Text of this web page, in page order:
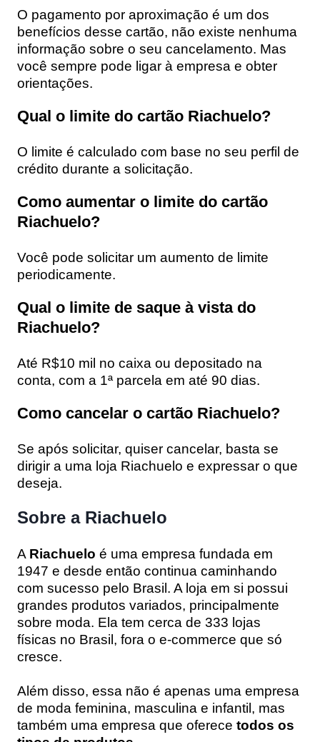
O pagamento por aproximação é um dos
benefícios desse cartão, não existe nenhuma
informação sobre o seu cancelamento. Mas
você sempre pode ligar à empresa e obter
orientações.
Qual o limite do cartão Riachuelo?
O limite é calculado com base no seu perfil de
crédito durante a solicitação.
Como aumentar o limite do cartão
Riachuelo?
Você pode solicitar um aumento de limite
periodicamente.
Qual o limite de saque à vista do
Riachuelo?
Até R$10 mil no caixa ou depositado na
conta, com a 1ª parcela em até 90 dias.
Como cancelar o cartão Riachuelo?
Se após solicitar, quiser cancelar, basta se
dirigir a uma loja Riachuelo e expressar o que
deseja.
Sobre a Riachuelo
A Riachuelo é uma empresa fundada em
1947 e desde então continua caminhando
com sucesso pelo Brasil. A loja em si possui
grandes produtos variados, principalmente
sobre moda. Ela tem cerca de 333 lojas
físicas no Brasil, fora o e-commerce que só
cresce.
Além disso, essa não é apenas uma empresa
de moda feminina, masculina e infantil, mas
também uma empresa que oferece todos os